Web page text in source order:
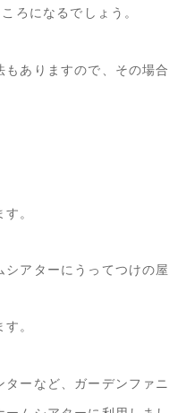
ろになるでしょう。
ありますので、その場
。
アターにうってつけの屋
。
ーなど、ガーデンファ